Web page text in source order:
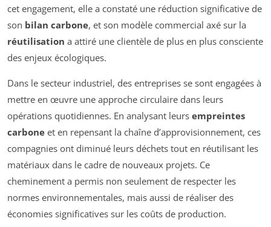
cet engagement, elle a constaté une réduction significative de
son bilan carbone, et son modèle commercial axé sur la
réutilisation a attiré une clientèle de plus en plus consciente
des enjeux écologiques.
Dans le secteur industriel, des entreprises se sont engagées à
mettre en œuvre une approche circulaire dans leurs
opérations quotidiennes. En analysant leurs empreintes
carbone et en repensant la chaîne d’approvisionnement, ces
compagnies ont diminué leurs déchets tout en réutilisant les
matériaux dans le cadre de nouveaux projets. Ce
cheminement a permis non seulement de respecter les
normes environnementales, mais aussi de réaliser des
économies significatives sur les coûts de production.